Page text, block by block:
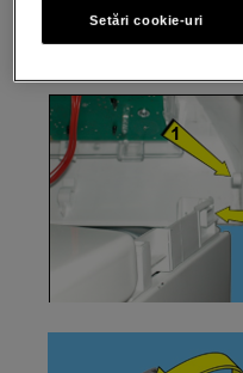
panoul de control în
laterale ale mașinii
Setări cookie-uri